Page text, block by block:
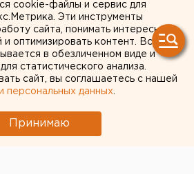
ПРЕЗИДЕНТА
Россель получил от
Путина
cookie-файлы и сервис для
Эти инструменты
сайта, понимать интересы
оптимизировать контент. Вся
в обезличенном виде и
статистического анализа.
сайт, вы соглашаетесь с нашей
персональных данных
Принимаю